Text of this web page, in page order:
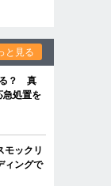
と見る
る？ 真
急処置を
モックリ
ィングで